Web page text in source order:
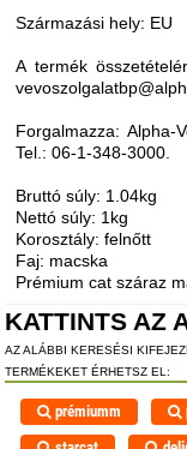
Származási hely: EU
A termék
Forgalmazza: Alpha-
Tel.: 06-1-348-3000.
Bruttó súly: 1.04kg
Nettó súly: 1kg
Korosztály: felnőtt
Faj: macska
Prémium cat száraz
KATTINTS AZ
AZ ALÁBBI KERESÉSI
TERMÉKEKET ÉRHETSZ EL:
prémiumm